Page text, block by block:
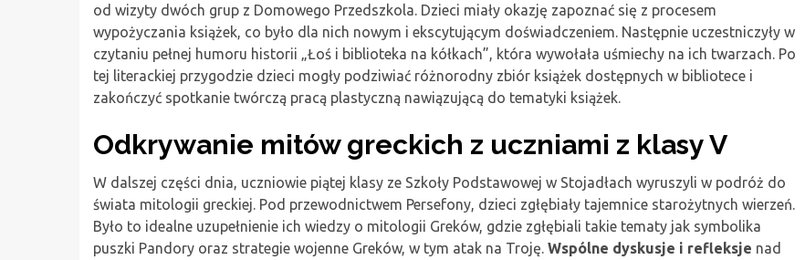
od wizyty dwóch grup z Domowego Przedszkola. Dzieci miały okazję zapoznać się z procesem
wypożyczania książek, co było dla nich nowym i ekscytującym doświadczeniem. Następnie uczestniczyły w
czytaniu pełnej humoru historii „Łoś i biblioteka na kółkach”, która wywołała uśmiechy na ich twarzach. Po
tej literackiej przygodzie dzieci mogły podziwiać różnorodny zbiór książek dostępnych w bibliotece i
zakończyć spotkanie twórczą pracą plastyczną nawiązującą do tematyki książek.
Odkrywanie mitów greckich z uczniami z klasy V
W dalszej części dnia, uczniowie piątej klasy ze Szkoły Podstawowej w Stojadłach wyruszyli w podróż do
świata mitologii greckiej. Pod przewodnictwem Persefony, dzieci zgłębiały tajemnice starożytnych wierzeń.
Było to idealne uzupełnienie ich wiedzy o mitologii Greków, gdzie zgłębiali takie tematy jak symbolika
puszki Pandory oraz strategie wojenne Greków, w tym atak na Troję. Wspólne dyskusje i refleksje nad